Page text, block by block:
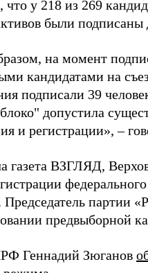
что у 218 из 269
были подписаны
на момент
кандидатами на
подписали 39
допустила
и регистрации», –
газета ВЗГЛЯД,
Председатель партии
предвыборной
Геннадий Зюганов